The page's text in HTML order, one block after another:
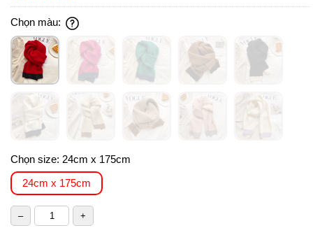
Chọn màu:
Chọn size: 24cm x 175cm
24cm x 175cm